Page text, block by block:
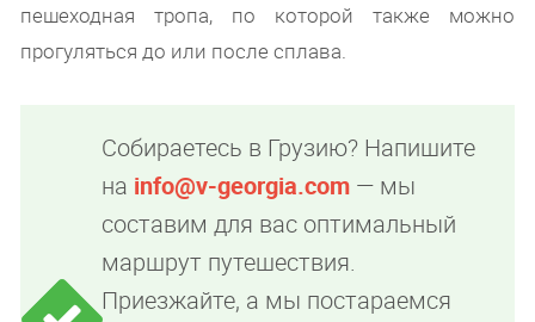
пешеходная тропа, по которой также можно
прогуляться до или после сплава.
Собираетесь в Грузию? Напишите
на info@v-georgia.com — мы
составим для вас оптимальный
маршрут путешествия.
Приезжайте, а мы постараемся